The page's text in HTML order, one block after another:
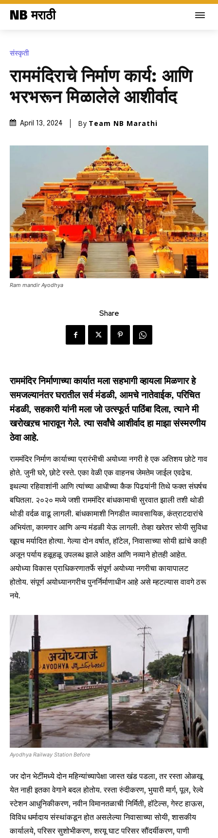
NB मराठी
संस्कृती
राममंदिराचे निर्माण कार्य: आणि
भरभरून मिळालेले आशीर्वाद
April 13, 2024 By Team NB Marathi
Ram mandir Ayodhya
Share
राममंदिर निर्माणाच्या कार्यात मला सहभागी व्हायला मिळणार हे
समजल्यानंतर घरातील सर्व मंडळी, आमचे नातेवाईक, परिचित
मंडळी, सहकारी यांनी मला जो उत्स्फूर्त पाठिंबा दिला, त्याने मी
खरोखऱच भारावून गेले. त्या सर्वांचे आशीर्वाद हा माझा संस्मरणीय
ठेवा आहे.
राममंदिर निर्माण कार्याच्या प्रारंभीची अयोध्या नगरी हे एक अतिशय छोटे गाव
होते. जुनी घरे, छोटे रस्ते. एका वेळी एक वाहनच जेमतेम जाईल एवढेच.
इथल्या रहिवाशांनी आणि त्यांच्या आधीच्या कैक पिढयांनी तिथे फक्त संघर्षच
बघितला. २०२० मध्ये जशी राममंदिर बांधकामाची सुरवात झाली तशी थोडी
थोडी वर्दळ वाढू लागली. बांधकामाशी निगडीत व्यावसायिक, कंत्राटदारांचे
अभियंता, कामगार आणि अन्य मंडळी येऊ लागली. तेव्हा खरेतर सोयी सुविधा
खूपच मर्यादित होत्या. गेल्या दोन वर्षात, हॉटेल, निवासाच्या सोयी ह्यांचे काही
अजून पर्याय हळूहळू उपलब्ध झाले आहेत आणि नव्याने होतही आहेत.
अयोध्या विकास प्राधिकरणातर्फे संपूर्ण अयोध्या नगरीचा कायापालट
होतोय. संपूर्ण अयोध्यानगरीच पुनर्निर्माणाधीन आहे असे म्हटल्यास वावगे ठरू
नये.
Ayodhya Railway Station Before
जर दोन भेटींमध्ये दोन महिन्यांच्यापेक्षा जास्त खंड पडला, तर रस्ता ओळखू
येत नाही इतका वेगाने बदल होतोय. रस्ता रुंदीकरण, भुयारी मार्ग, पूल, रेल्वे
स्टेशन आधुनिकीकरण, नवीन विमानतळाची निर्मिती, हॉटेल्स, गेस्ट हाऊस,
विविध धर्मादाय संस्थांकडून होत असलेल्या निवासाच्या सोयी, शासकीय
कार्यालये, परिसर सुशोभीकरण, शरयू घाट परिसर सौंदर्यीकरण, पाणी